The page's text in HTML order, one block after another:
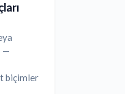
—
biçimler